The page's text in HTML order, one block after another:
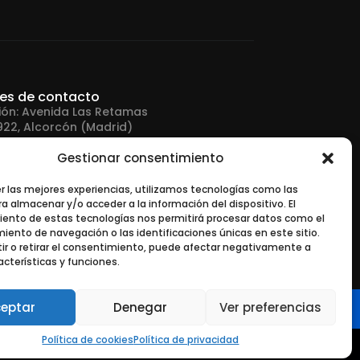
Gestionar consentimiento
las mejores experiencias, utilizamos tecnologías como las
almacenar y/o acceder a la información del dispositivo. El
de estas tecnologías nos permitirá procesar datos como el
de navegación o las identificaciones únicas en este sitio.
o retirar el consentimiento, puede afectar negativamente a
y funciones.
Denegar Ver preferencias
Política de cookiesPolítica de privacidad
de contacto
Avenida Las Retamas
Alcorcón (Madrid)
electrónico: